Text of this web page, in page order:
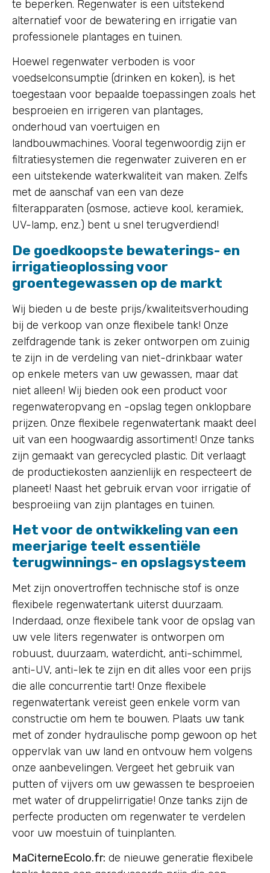
te beperken. Regenwater is een uitstekend
alternatief voor de bewatering en irrigatie van
professionele plantages en tuinen.
Hoewel regenwater verboden is voor
voedselconsumptie (drinken en koken), is het
toegestaan voor bepaalde toepassingen zoals het
besproeien en irrigeren van plantages,
onderhoud van voertuigen en
landbouwmachines. Vooral tegenwoordig zijn er
filtratiesystemen die regenwater zuiveren en er
een uitstekende waterkwaliteit van maken. Zelfs
met de aanschaf van een van deze
filterapparaten (osmose, actieve kool, keramiek,
UV-lamp, enz.) bent u snel terugverdiend!
De goedkoopste bewaterings- en
irrigatieoplossing voor
groentegewassen op de markt
Wij bieden u de beste prijs/kwaliteitsverhouding
bij de verkoop van onze flexibele tank! Onze
zelfdragende tank is zeker ontworpen om zuinig
te zijn in de verdeling van niet-drinkbaar water
op enkele meters van uw gewassen, maar dat
niet alleen! Wij bieden ook een product voor
regenwateropvang en -opslag tegen onklopbare
prijzen. Onze flexibele regenwatertank maakt deel
uit van een hoogwaardig assortiment! Onze tanks
zijn gemaakt van gerecycled plastic. Dit verlaagt
de productiekosten aanzienlijk en respecteert de
planeet! Naast het gebruik ervan voor irrigatie of
besproeiing van zijn plantages en tuinen.
Het voor de ontwikkeling van een
meerjarige teelt essentiële
terugwinnings- en opslagsysteem
Met zijn onovertroffen technische stof is onze
flexibele regenwatertank uiterst duurzaam.
Inderdaad, onze flexibele tank voor de opslag van
uw vele liters regenwater is ontworpen om
robuust, duurzaam, waterdicht, anti-schimmel,
anti-UV, anti-lek te zijn en dit alles voor een prijs
die alle concurrentie tart! Onze flexibele
regenwatertank vereist geen enkele vorm van
constructie om hem te bouwen. Plaats uw tank
met of zonder hydraulische pomp gewoon op het
oppervlak van uw land en ontvouw hem volgens
onze aanbevelingen. Vergeet het gebruik van
putten of vijvers om uw gewassen te besproeien
met water of druppelirrigatie! Onze tanks zijn de
perfecte producten om regenwater te verdelen
voor uw moestuin of tuinplanten.
MaCiterneEcolo.fr: de nieuwe generatie flexibele